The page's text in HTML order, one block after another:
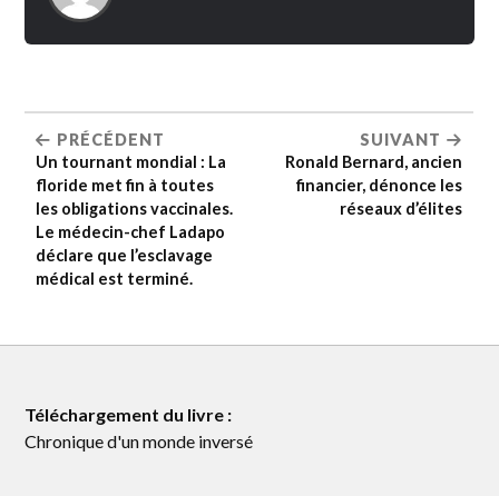
PRÉCÉDENT
Un tournant mondial : La
floride met fin à toutes
les obligations vaccinales.
Le médecin-chef Ladapo
déclare que l’esclavage
médical est terminé.
SUIVANT
Ronald Bernard, ancien
financier, dénonce les
réseaux d’élites
Téléchargement du livre :
Chronique d'un monde inversé